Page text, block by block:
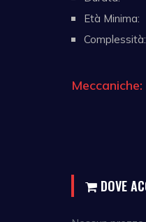
Età Minima:
Complessità:
Meccaniche:
DOVE